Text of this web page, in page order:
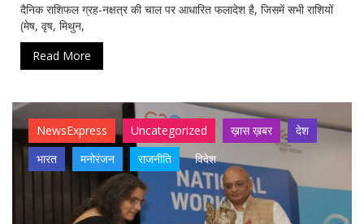
दैनिक राशिफल ग्रह-नक्षत्र की चाल पर आधारित फलादेश है, जिसमें सभी राशियों
(मेष, वृष, मिथुन,
Read More
NewsExpress Uncategorized ख़ास ख़बर
देश
भारत
मनोरंजन राजनीति विदेश